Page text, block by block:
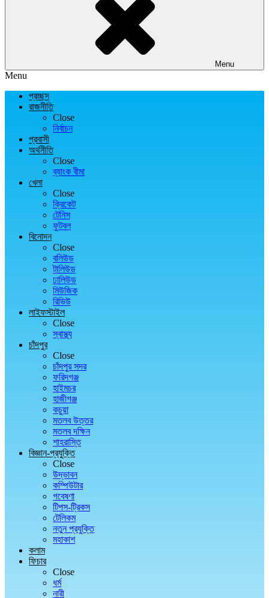
Menu
Menu
প্রচ্ছদ
রাজনীতি
Close
নির্বাচন
প্রবাসী
অর্থনীতি
Close
ব্যাংক বীমা
খেলা
Close
ক্রিকেট
টেনিস
ফুটবল
বিনোদন
Close
বলিউড
টালিউড
ঢালিউড
মিউজিক
রিভিউ
লাইফস্টাইল
Close
স্বাস্থ্য
চাঁদপুর
Close
চাঁদপুর সদর
ফরিদগঞ্জ
হাইমচর
হাজীগঞ্জ
কচুয়া
মতলব উত্তর
মতলব দক্ষিন
শাহরাস্তি
বিজ্ঞান-প্রযুক্তি
Close
উদ্ভাবন
কম্পিউটার
গবেষণা
টিপস-ট্রিকস
টেলিকম
নতুন প্রযুক্তি
মহাকাশ
কলাম
ফিচার
Close
ধর্ম
নারী